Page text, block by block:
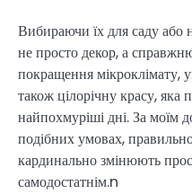
Вибираючи їх для саду або
не просто декор, а
покращення мікроклімату,
також цілорічну красу, яка
найпохмуріші дні. За моїм
подібних умовах, правильно
кардинально змінюють
самодостатнім.n